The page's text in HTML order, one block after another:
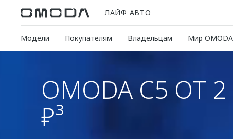
ЛАЙФ АВТО
Модели Покупателям Владельцам Мир OMODA
OMODA C5 ОТ
₽³